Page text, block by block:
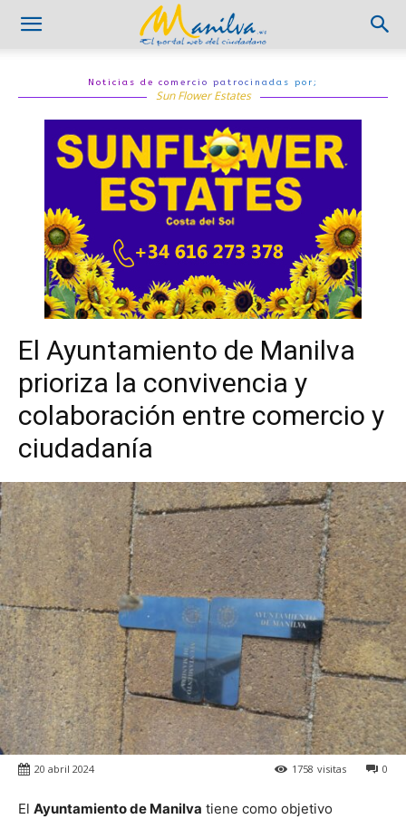
Noticias de comercio patrocinadas por;
Sun Flower Estates
El Ayuntamiento de Manilva
prioriza la convivencia y
colaboración entre comercio y
ciudadanía
0
1758 visitas
20 abril 2024
El Ayuntamiento de Manilva tiene como objetivo